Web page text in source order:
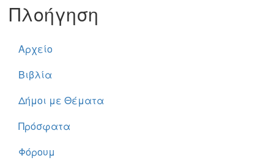
Πλοήγηση
Αρχείο
Βιβλία
Δήμοι με Θέματα
Πρόσφατα
Φόρουμ